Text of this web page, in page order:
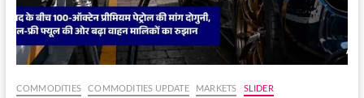
COMMODITIES COMMODITIES UPDATE MARKETS SLIDER